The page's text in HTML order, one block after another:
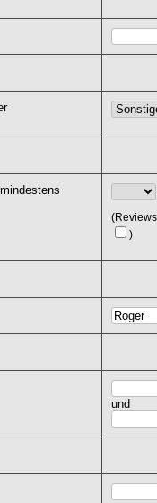
)
und